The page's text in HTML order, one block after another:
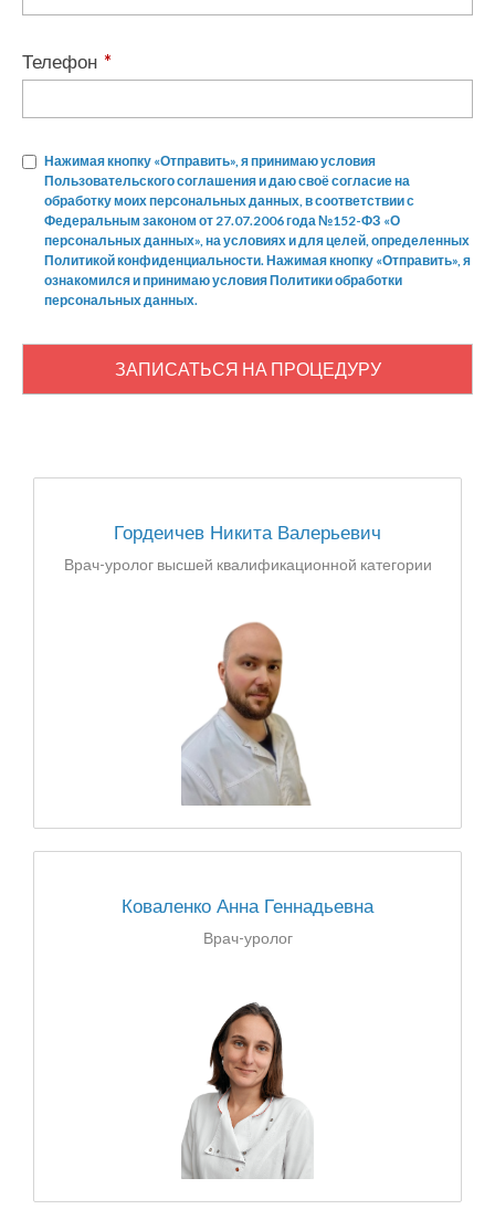
Телефон *
Нажимая кнопку «Отправить», я принимаю условия
Пользовательского соглашения и даю своё согласие на
обработку моих персональных данных, в соответствии с
Федеральным законом от 27.07.2006 года №152-ФЗ «О
персональных данных», на условиях и для целей, определенных
Политикой конфиденциальности. Нажимая кнопку «Отправить», я
ознакомился и принимаю условия Политики обработки
персональных данных.
ЗАПИСАТЬСЯ НА ПРОЦЕДУРУ
Гордеичев Никита Валерьевич
Врач-уролог высшей квалификационной категории
Коваленко Анна Геннадьевна
Врач-уролог